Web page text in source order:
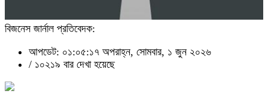
বিজনেস জার্নাল প্রতিবেদক:
আপডেট: ০১:০৫:১৭ অপরাহ্ন, সোমবার, ১ জুন ২০২৬
/ ১০২১৯ বার দেখা হয়েছে